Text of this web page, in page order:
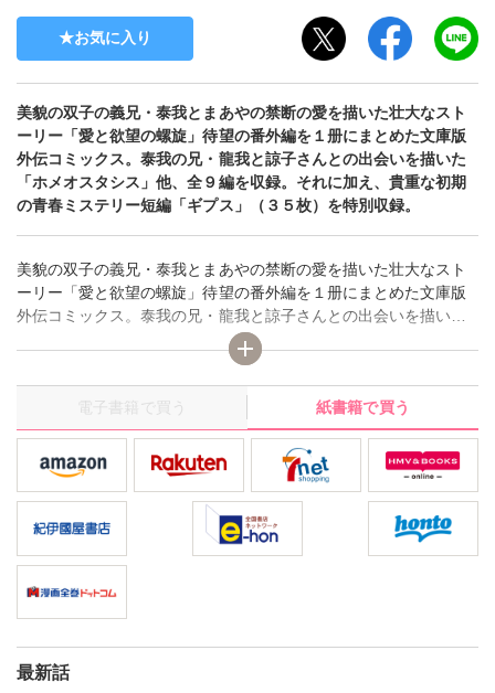
お気に入り
美貌の双子の義兄・泰我とまあやの禁断の愛を描いた壮大なスト
ーリー「愛と欲望の螺旋」待望の番外編を１册にまとめた文庫版
外伝コミックス。泰我の兄・龍我と諒子さんとの出会いを描いた
「ホメオスタシス」他、全９編を収録。それに加え、貴重な初期
の青春ミステリー短編「ギプス」（３５枚）を特別収録。
美貌の双子の義兄・泰我とまあやの禁断の愛を描いた壮大なスト
ーリー「愛と欲望の螺旋」待望の番外編を１册にまとめた文庫版
外伝コミックス。泰我の兄・龍我と諒子さんとの出会いを描いた
「ホメオスタシス」他、全９編を収録。それに加え、貴重な初期
の青春ミステリー短編「ギプス」（３５枚）を特別収録。
電子書籍で買う 紙書籍で買う
最新話